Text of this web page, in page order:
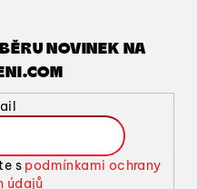
NOVINEK NA
s podmínkami ochrany
údajů